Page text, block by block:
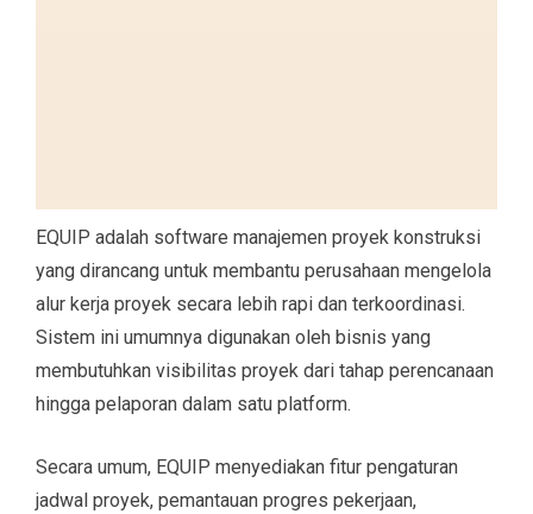
EQUIP adalah software manajemen proyek konstruksi
yang dirancang untuk membantu perusahaan mengelola
alur kerja proyek secara lebih rapi dan terkoordinasi.
Sistem ini umumnya digunakan oleh bisnis yang
membutuhkan visibilitas proyek dari tahap perencanaan
hingga pelaporan dalam satu platform.
Secara umum, EQUIP menyediakan fitur pengaturan
jadwal proyek, pemantauan progres pekerjaan,